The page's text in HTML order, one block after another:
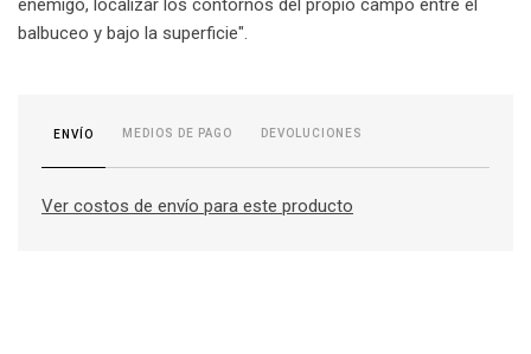
enemigo, localizar los contornos del propio campo entre el
balbuceo y bajo la superficie".
ENVÍO MEDIOS DE PAGO DEVOLUCIONES
Ver costos de envío para este producto